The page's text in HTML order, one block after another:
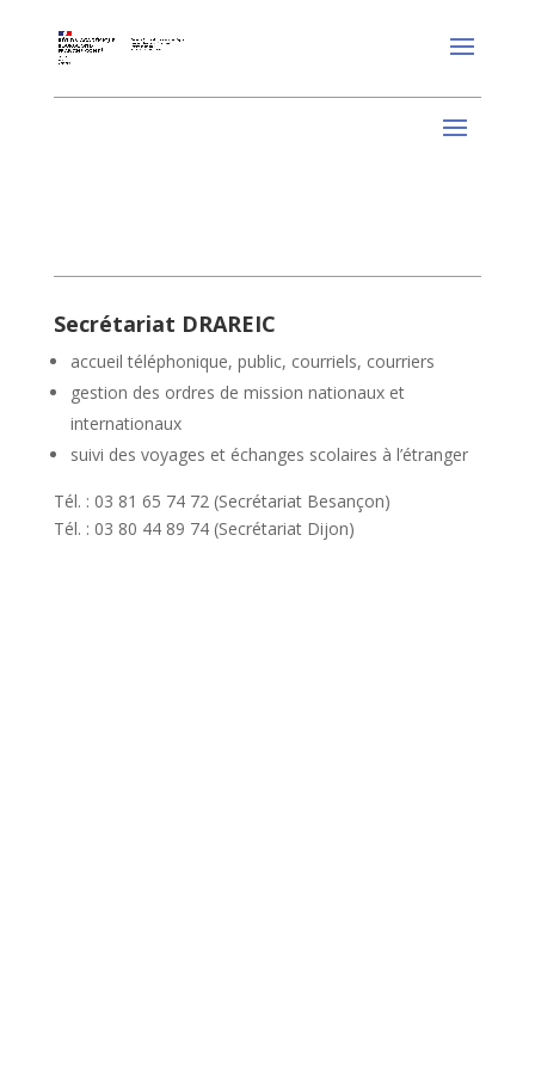
Secrétariat DRAREIC
accueil téléphonique, public, courriels, courriers
gestion des ordres de mission nationaux et
internationaux
suivi des voyages et échanges scolaires à l’étranger
Tél. : 03 81 65 74 72 (Secrétariat Besançon)
Tél. : 03 80 44 89 74 (Secrétariat Dijon)